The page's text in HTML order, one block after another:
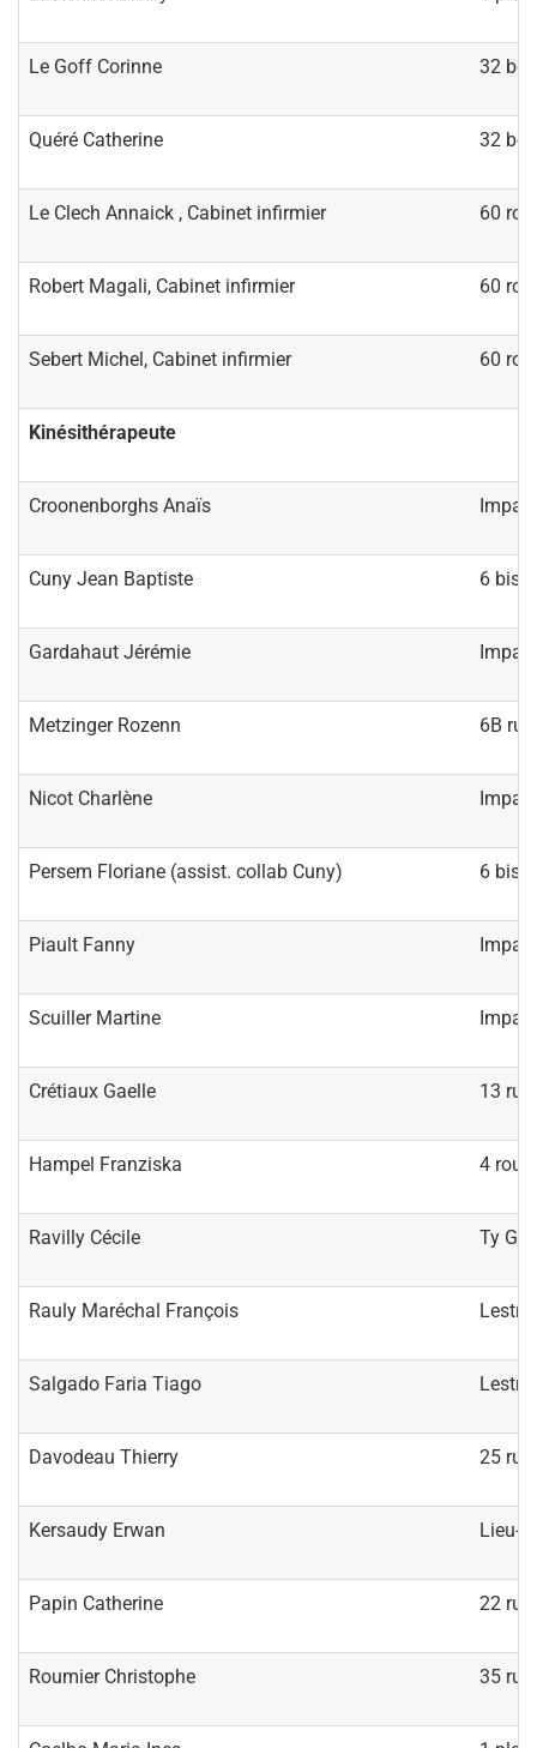
Le Goff Corinne 32
Quéré Catherine 32
Le Clech Annaick , Cabinet infirmier 60
Robert Magali, Cabinet infirmier 60
Sebert Michel, Cabinet infirmier 60
Kinésithérapeute
Croonenborghs Anaïs
Cuny Jean Baptiste 6 bis
Gardahaut Jérémie
Metzinger Rozenn 6B
Nicot Charlène
Persem Floriane (assist. collab Cuny) 6 bis
Piault Fanny
Scuiller Martine
Crétiaux Gaelle 13
Hampel Franziska 4
Ravilly Cécile Ty
Rauly Maréchal François
Salgado Faria Tiago
Davodeau Thierry 25 rue
Kersaudy Erwan Lieu-
Papin Catherine 22 rue
Roumier Christophe 35